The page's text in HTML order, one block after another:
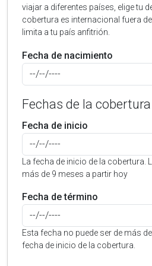
viajar a diferentes países, elige tu
cobertura es internacional fuera
limita a tu país anfitrión.
Fecha de nacimiento
Fechas de la cobertura
Fecha de inicio
La fecha de inicio de la cobertura.
más de 9 meses a partir hoy
Fecha de término
Esta fecha no puede ser de más
fecha de inicio de la cobertura.